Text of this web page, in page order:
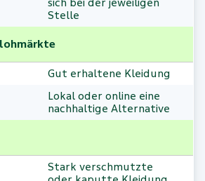
sich bei der jeweiligen
Stelle
Gut erhaltene Kleidung
Lokal oder online eine
nachhaltige Alternative
Stark verschmutzte